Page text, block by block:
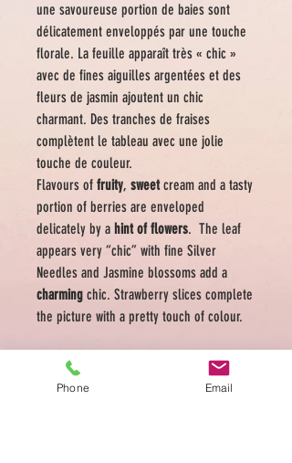
une savoureuse portion de baies sont
délicatement enveloppés par une touche
florale. La feuille apparaît très « chic »
avec de fines aiguilles argentées et des
fleurs de jasmin ajoutent un chic
charmant. Des tranches de fraises
complètent le tableau avec une jolie
touche de couleur.
Flavours of fruity, sweetcream and a tasty
portion of berries are enveloped
delicately by a hint of flowers. The leaf
appears very “chic” with fine Silver
Needles and Jasmine blossoms add a
charming chic. Strawberry slices complete
the picture with a pretty touch of colour.
Phone Email